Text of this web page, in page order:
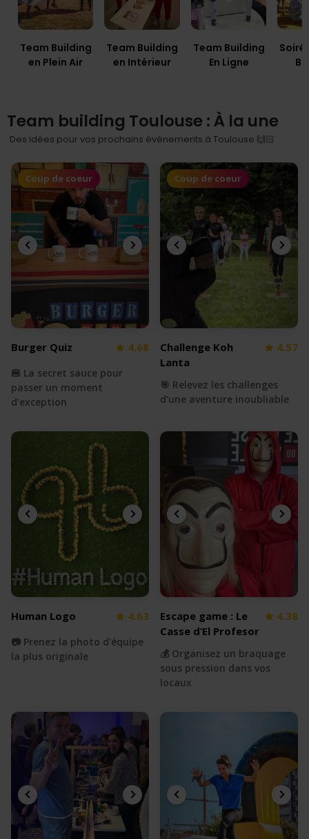
Team Building
en Plein Air
Team Building
en Intérieur
Team Building
En Ligne
Team building Toulouse : À la une
Des idées pour vos prochains événements à Toulouse 🙌🏻
Coup de coeur
Burger Quiz 4.68
🍔 La secret sauce pour
passer un moment
d'exception
Coup de coeur
Challenge Koh
Lanta
4.57
🎯 Relevez les challenges
d'une aventure inoubliable
Human Logo 4.63
📷 Prenez la photo d'équipe
la plus originale
Escape game : Le
Casse d’El Profesor
4.38
💰 Organisez un braquage
sous pression dans vos
locaux